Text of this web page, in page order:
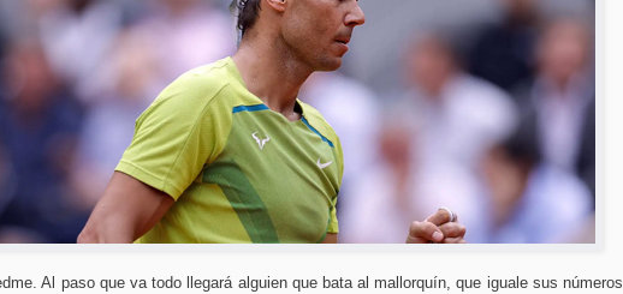
Al paso que va todo llegará alguien que bata al mallorquín, que iguale sus números